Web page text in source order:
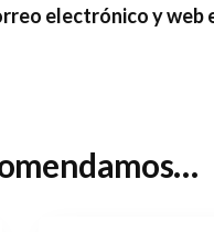
electrónico y